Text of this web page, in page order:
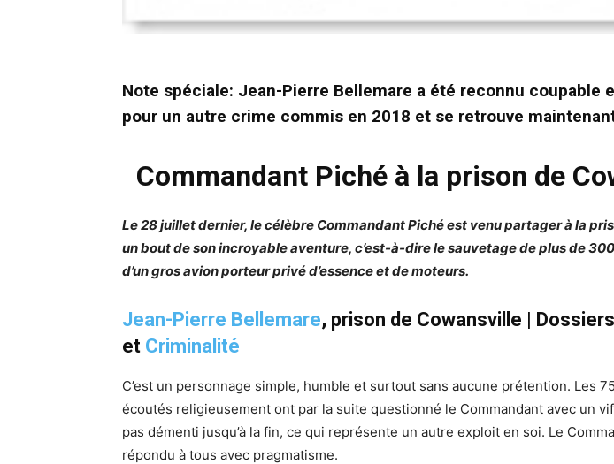
Note spéciale: Jean-Pierre Bellemare a été reconnu coupable
pour un autre crime commis en 2018 et se retrouve
Commandant Piché à la prison de
Le 28 juillet dernier, le célèbre Commandant Piché est venu partager à la
un bout de son incroyable aventure, c’est-à-dire le sauvetage de plus de
d’un gros avion porteur privé d’essence et de moteurs.
Jean-Pierre Bellemare, prison de Cowansville | Dossiers
et Criminalité
C’est un personnage simple, humble et surtout sans aucune prétention. Les
écoutés religieusement ont par la suite questionné le Commandant avec un
pas démenti jusqu’à la fin, ce qui représente un autre exploit en soi. Le
répondu à tous avec pragmatisme.